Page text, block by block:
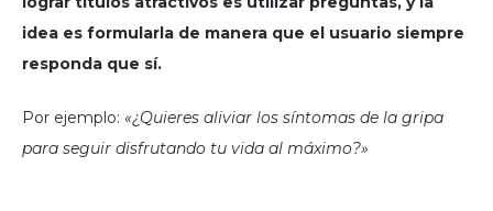
idea es formularla de manera que el usuario siempre
responda que sí.
Por ejemplo: «¿Quieres aliviar los síntomas de la gripa
para seguir disfrutando tu vida al máximo?»